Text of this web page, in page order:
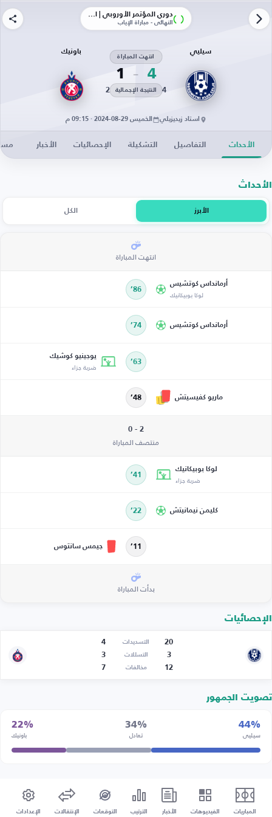
دوري المؤتمر الأوروبي | الأدوار الإقصائية
النهائي - مباراة الإياب
سيليي
4
انتهت المباراة
1
4 النتيجة الإجمالية 2
باونيك
استاد زيديزيلي الخميس 29-08-2024 · 09:15 م
الأحداث التفاصيل التشكيلة الإحصائيات الأخبار
الأحداث
الأبرز الكل
انتهت المباراة
أرمانداس كوتشيس
لوكا بوبيكانيك 86’
أرمانداس كوتشيس 74’
63’
يوجينيو كوشيك
ضربة جزاء
ماريو كفيسيتش 48’
2 - 0
منتصف المباراة
لوكا بوبيكانيك
ضربة جزاء 41’
كليمن نيمانيتش 22’
11’ جيمس سانتوس
بدأت المباراة
الإحصائيات
20 التسديدات
4
3
التسللات
3
12
مخالفات 7
تصويت الجمهور
44%
سيليي
34%
تعادل
22%
باونيك
المباريات الفيديوهات الأخبار الترتيب التوقعات الإنتقالات الإعدادات